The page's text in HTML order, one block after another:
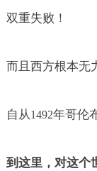
双重失败！
而且西方根本无
自从1492年哥伦
到这里，对这个